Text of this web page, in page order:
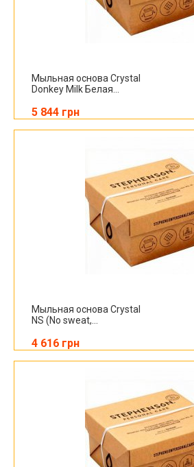
Мыльная основа Crystal
Donkey Milk Белая...
5 844 грн
Мыльная основа Crystal
NS (No sweat,...
4 616 грн